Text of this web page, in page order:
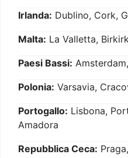
Irlanda: Dublino, Cork,
Malta: La Valletta,
Paesi Bassi:
Polonia: Varsavia,
Portogallo: Lisbona,
Amadora
Repubblica Ceca: